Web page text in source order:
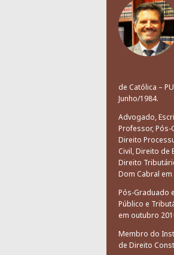
de Católica –
Junho/1984.
Advogado,
Professor, Pós-
Direito
Civil, Direito de
Direito
Dom Cabral em
Pós-Graduado
Público e
em outubro
Membro do
de Direito